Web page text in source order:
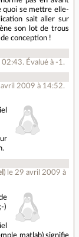
quoi se mettre elle-
sait aller sur
son lot de trous
conception !
02:43. Évalué à -1 .
avril 2009 à 14:52.
) le 29 avril 2009 à
)
matlab) signifie